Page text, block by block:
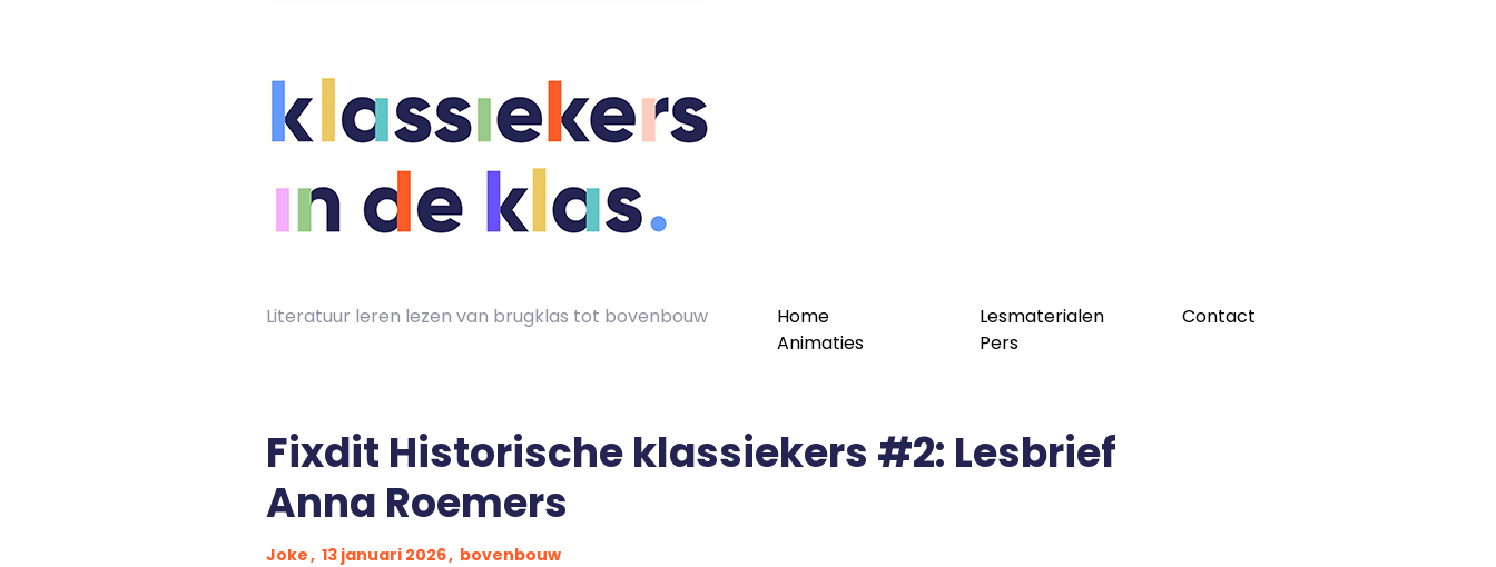
Literatuur leren lezen van brugklas tot bovenbouw
Home
Animaties
Lesmaterialen
Pers
Contact
Fixdit Historische klassiekers #2: Lesbrief
Anna Roemers
Joke 13 januari 2026 bovenbouw